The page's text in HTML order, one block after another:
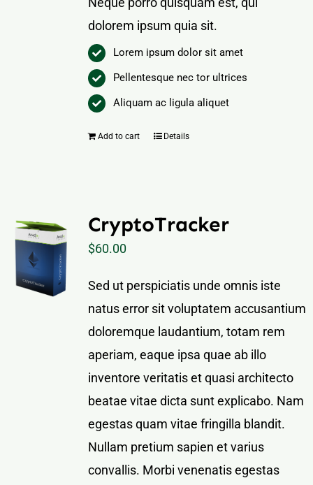
dolorem ipsum quia sit.
Lorem ipsum dolor sit amet
Pellentesque nec tor ultrices
Aliquam ac ligula aliquet
Add to cart Details
CryptoTracker
$60.00
Sed ut perspiciatis unde omnis iste
natus error sit voluptatem accusantium
doloremque laudantium, totam rem
aperiam, eaque ipsa quae ab illo
inventore veritatis et quasi architecto
beatae vitae dicta sunt explicabo. Nam
egestas quam vitae fringilla blandit.
Nullam pretium sapien et varius
convallis. Morbi venenatis egestas